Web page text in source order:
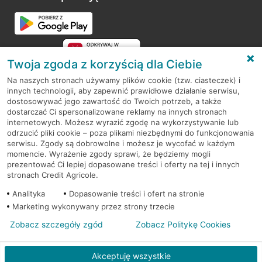
RODO
Regulamin serwisu
Mapa serwisu
PolitykaCookies
© 2026 Credit Agricole Bank Polska S.A. Wszelkie prawa zastrzeżone
Twoja zgoda z korzyścią dla Ciebie
Na naszych stronach używamy plików cookie (tzw. ciasteczek) i
innych technologii, aby zapewnić prawidłowe działanie serwisu,
dostosowywać jego zawartość do Twoich potrzeb, a także
dostarczać Ci spersonalizowane reklamy na innych stronach
internetowych. Możesz wyrazić zgodę na wykorzystywanie lub
odrzucić pliki cookie – poza plikami niezbędnymi do funkcjonowania
serwisu. Zgody są dobrowolne i możesz je wycofać w każdym
momencie. Wyrażenie zgody sprawi, że będziemy mogli
prezentować Ci lepiej dopasowane treści i oferty na tej i innych
stronach Credit Agricole.
Analityka
Dopasowanie treści i ofert na stronie
Marketing wykonywany przez strony trzecie
Akceptuję wszystkie
Zobacz szczegóły zgód Zobacz Politykę Cookies